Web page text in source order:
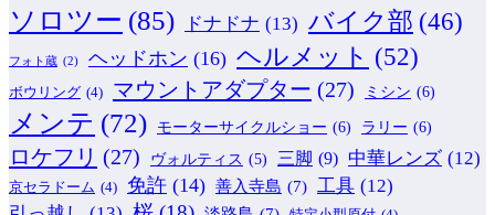
ソロツー (85) ドナドナ (13) バイク部 (46)
フォト蔵 (2) ヘッドホン (16) ヘルメット (52)
ボウリング (4) マウントアダプター (27) ミシン (6)
メンテ (72) モーターサイクルショー (6) ラリー (6)
ロケフリ (27) ヴォルティス (5) 三脚 (9) 中華レンズ (12)
京セラドーム (4) 免許 (14) 善入寺島 (7) 工具 (12)